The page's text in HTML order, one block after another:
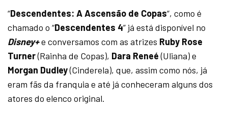
“Descendentes: A Ascensão de Copas“, como é
chamado o “Descendentes 4” já está disponível no
Disney+e conversamos com as atrizes Ruby Rose
Turner(Rainha de Copas), Dara Reneé(Uliana) e
Morgan Dudley(Cinderela), que, assim como nós, já
eram fãs da franquia e até já conheceram alguns dos
atores do elenco original.